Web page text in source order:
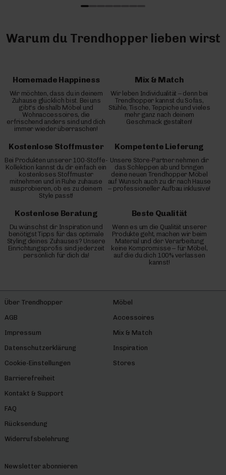
Warum du Trendhopper lieben wirst
Homemade Happiness
Wir möchten, dass du in deinem
Zuhause glücklich bist. Bei uns
gibt's deshalb Möbel und
Wohnaccessoires, die
erfrischend anders sind und dich
immer wieder überraschen!
Mix & Match
Wir leben Individualität – denn bei
Trendhopper kannst du Sofas,
Stühle, Tische, Teppiche und vieles
mehr ganz nach deinem
Geschmack gestalten!
Kostenlose Stoffmuster
Bei Produkten unserer 100-Stoffe-
Kollektion kannst du dir einfach ein
kostenloses Stoffmuster
mitnehmen und in Ruhe zuhause
ausprobieren, ob es zu deinem
Style passt!
Kompetente Lieferung
Unsere Store-Partner nehmen dir
das Schleppen ab und bringen
deine neuen Trendhopper Möbel
auf Wunsch auch zu dir nach Hause
– professioneller Aufbau inklusive!
Kostenlose Beratung
Du wünschst dir Inspiration und
benötigst Tipps für das optimale
Styling deines Zuhauses? Unsere
Einrichtungsprofis sind jederzeit
persönlich für dich da!
Beste Qualität
Wenn es um die Qualität unserer
Produkte geht, machen wir beim
Material und der Verarbeitung
keine Kompromisse – für Möbel,
auf die du dich 100% verlassen
kannst!
Über Trendhopper
AGB
Impressum
Datenschutzerklärung
Cookie-Einstellungen
Barrierefreiheit
Kontakt & Support
FAQ
Rücksendung
Widerrufsbelehrung
Möbel
Accessoires
Mix & Match
Inspiration
Stores
Newsletter abonnieren